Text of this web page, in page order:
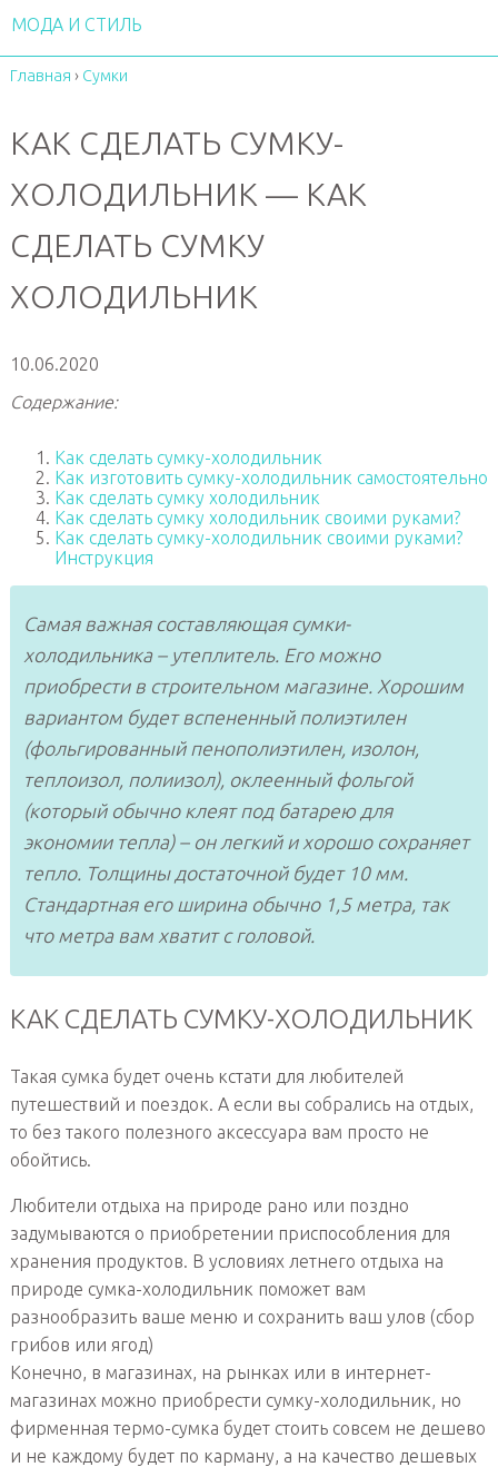
МОДА И СТИЛЬ
Главная › Сумки
КАК СДЕЛАТЬ СУМКУ-
ХОЛОДИЛЬНИК — КАК
СДЕЛАТЬ СУМКУ
ХОЛОДИЛЬНИК
10.06.2020
Содержание:
Как сделать сумку-холодильник
Как изготовить сумку-холодильник самостоятельно
Как сделать сумку холодильник
Как сделать сумку холодильник своими руками?
Как сделать сумку-холодильник своими руками?
Инструкция
Самая важная составляющая сумки-
холодильника – утеплитель. Его можно
приобрести в строительном магазине. Хорошим
вариантом будет вспененный полиэтилен
(фольгированный пенополиэтилен, изолон,
теплоизол, полиизол), оклеенный фольгой
(который обычно клеят под батарею для
экономии тепла) – он легкий и хорошо сохраняет
тепло. Толщины достаточной будет 10 мм.
Стандартная его ширина обычно 1,5 метра, так
что метра вам хватит с головой.
КАК СДЕЛАТЬ СУМКУ-ХОЛОДИЛЬНИК
Такая сумка будет очень кстати для любителей
путешествий и поездок. А если вы собрались на отдых,
то без такого полезного аксессуара вам просто не
обойтись.
Любители отдыха на природе рано или поздно
задумываются о приобретении приспособления для
хранения продуктов. В условиях летнего отдыха на
природе сумка-холодильник поможет вам
разнообразить ваше меню и сохранить ваш улов (сбор
грибов или ягод)
Конечно, в магазинах, на рынках или в интернет-
магазинах можно приобрести сумку-холодильник, но
фирменная термо-сумка будет стоить совсем не дешево
и не каждому будет по карману, а на качество дешевых